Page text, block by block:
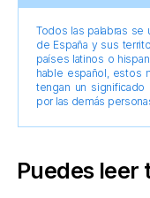
Todos las palabras se
de España y sus
países latinos o
hable español, estos
tengan un
por las demás
Puedes leer